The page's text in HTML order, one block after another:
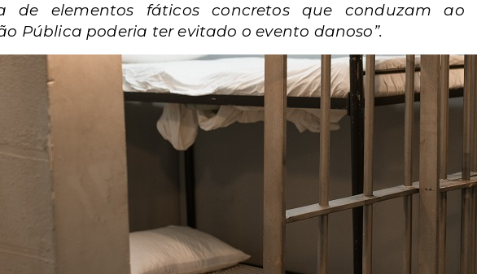
de elementos fáticos concretos que conduzam
Pública poderia ter evitado o evento danoso”.